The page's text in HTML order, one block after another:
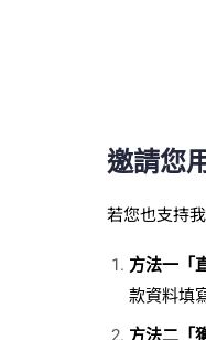
邀請您
若您也支持
方法一「
款資料填
方法二「